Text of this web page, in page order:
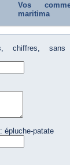
Vos
maritima
chiffres, sans
épluche-patate